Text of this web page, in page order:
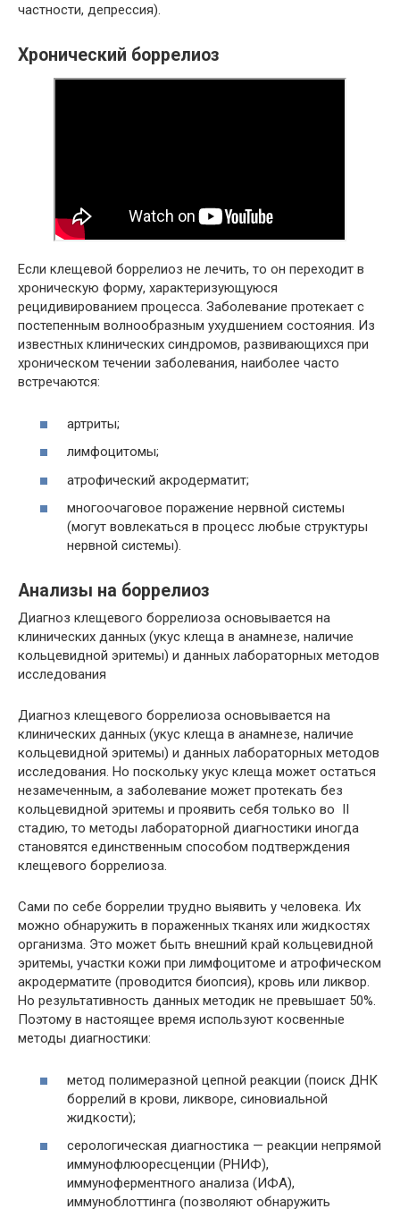
частности, депрессия).
Хронический боррелиоз
Если клещевой боррелиоз не лечить, то он переходит в
хроническую форму, характеризующуюся
рецидивированием процесса. Заболевание протекает с
постепенным волнообразным ухудшением состояния. Из
известных клинических синдромов, развивающихся при
хроническом течении заболевания, наиболее часто
встречаются:
артриты;
лимфоцитомы;
атрофический акродерматит;
многоочаговое поражение нервной системы
(могут вовлекаться в процесс любые структуры
нервной системы).
Анализы на боррелиоз
Диагноз клещевого боррелиоза основывается на
клинических данных (укус клеща в анамнезе, наличие
кольцевидной эритемы) и данных лабораторных методов
исследования
Диагноз клещевого боррелиоза основывается на
клинических данных (укус клеща в анамнезе, наличие
кольцевидной эритемы) и данных лабораторных методов
исследования. Но поскольку укус клеща может остаться
незамеченным, а заболевание может протекать без
кольцевидной эритемы и проявить себя только во II
стадию, то методы лабораторной диагностики иногда
становятся единственным способом подтверждения
клещевого боррелиоза.
Сами по себе боррелии трудно выявить у человека. Их
можно обнаружить в пораженных тканях или жидкостях
организма. Это может быть внешний край кольцевидной
эритемы, участки кожи при лимфоцитоме и атрофическом
акродерматите (проводится биопсия), кровь или ликвор.
Но результативность данных методик не превышает 50%.
Поэтому в настоящее время используют косвенные
методы диагностики:
метод полимеразной цепной реакции (поиск ДНК
боррелий в крови, ликворе, синовиальной
жидкости);
серологическая диагностика — реакции непрямой
иммунофлюоресценции (РНИФ),
иммуноферментного анализа (ИФА),
иммуноблоттинга (позволяют обнаружить